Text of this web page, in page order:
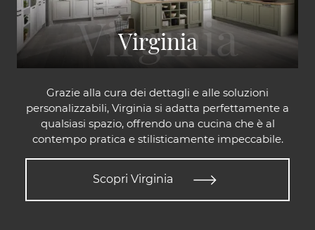
Virginia
Grazie alla cura dei dettagli e alle soluzioni
personalizzabili, Virginia si adatta perfettamente a
qualsiasi spazio, offrendo una cucina che è al
contempo pratica e stilisticamente impeccabile.
Scopri Virginia